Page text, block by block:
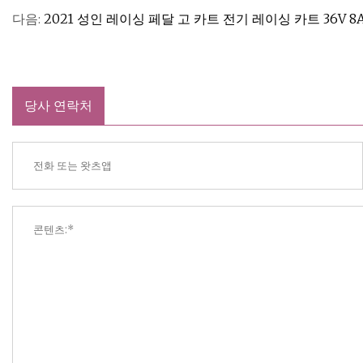
다음: 2021 성인 레이싱 페달 고 카트 전기 레이싱 카트 36V
당사 연락처